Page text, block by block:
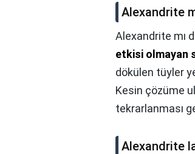
Alexandrite
Alexandrite mı
etkisi olmayan
dökülen tüyler
Kesin çözüme
tekrarlanması
Alexandrite